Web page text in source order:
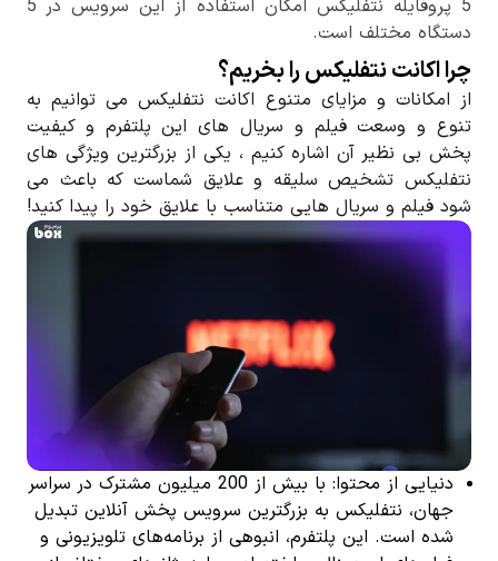
5 پروفایله نتفلیکس امکان استفاده از این سرویس در 5
دستگاه مختلف است.
چرا اکانت نتفلیکس را بخریم؟
از امکانات و مزایای متنوع اکانت نتفلیکس می توانیم به
تنوع و وسعت فیلم و سریال های این پلتفرم و کیفیت
پخش بی نظیر آن اشاره کنیم ، یکی از بزرگترین ویژگی های
نتفلیکس تشخیص سلیقه و علایق شماست که باعث می
شود فیلم و سریال هایی متناسب با علایق خود را پیدا کنید!
دنیایی از محتوا: با بیش از 200 میلیون مشترک در سراسر
جهان، نتفلیکس به بزرگترین سرویس پخش آنلاین تبدیل
شده است. این پلتفرم، انبوهی از برنامه‌های تلویزیونی و